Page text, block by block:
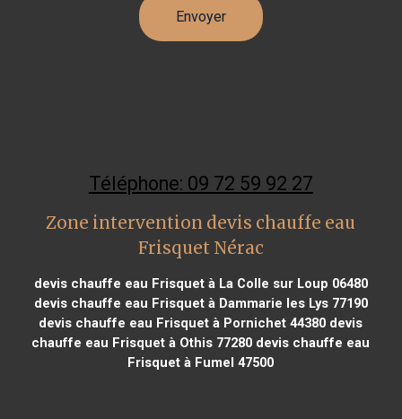
Téléphone: 09 72 59 92 27
Zone intervention devis chauffe eau
Frisquet Nérac
devis chauffe eau Frisquet à La Colle sur Loup 06480
devis chauffe eau Frisquet à Dammarie les Lys 77190
devis chauffe eau Frisquet à Pornichet 44380 devis
chauffe eau Frisquet à Othis 77280 devis chauffe eau
Frisquet à Fumel 47500